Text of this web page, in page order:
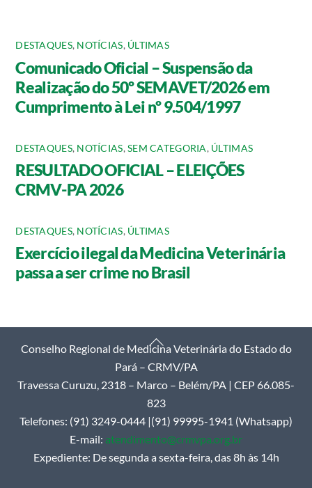
DESTAQUES, NOTÍCIAS, ÚLTIMAS
Comunicado Oficial – Suspensão da
Realização do 50º SEMAVET/2026 em
Cumprimento à Lei nº 9.504/1997
DESTAQUES, NOTÍCIAS,SEM CATEGORIA, ÚLTIMAS
RESULTADO OFICIAL – ELEIÇÕES
CRMV-PA 2026
DESTAQUES, NOTÍCIAS, ÚLTIMAS
Exercício ilegal da Medicina Veterinária
passa a ser crime no Brasil
Back
Conselho Regional de Medicina Veterinária do Estado do
Pará – CRMV/PA
Travessa Curuzu, 2318 – Marco – Belém/PA | CEP 66.085-
823
Telefones: (91) 3249-0444 |(91) 99995-1941 (Whatsapp)
E-mail: atendimento@crmvpa.org.br
Expediente: De segunda a sexta-feira, das 8h às 14h